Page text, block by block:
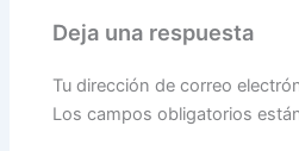
Deja una respuesta
Tu dirección de correo
Los campos obligatorios